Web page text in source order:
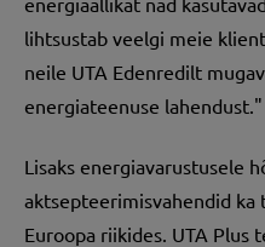
lihtsustab veelgi meie
neile UTA Edenredilt
energiateenuse lahendust."
Lisaks energiavarustusele
aktsepteerimisvahendid
Euroopa riikides. UTA Plus